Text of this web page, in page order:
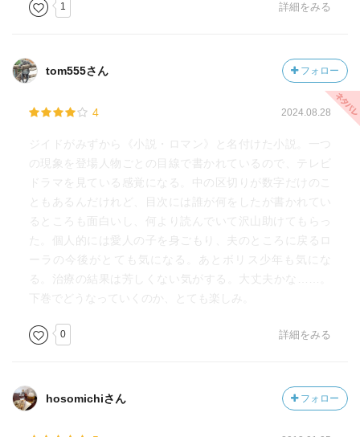
1 詳細をみる
tom555さん フォロー
4 2024.08.28
ジイドがみずから《小説・ロマン》と名付けた小説。一つ
の現象を登場人物ごとの目線で書かれているので、テレビ
ドラマを見ている感覚になる。中の区切りが数字だけのこ
ともあるんだけれど、目次には誰が何をしたが書かれてい
るところも面白いし、何より読んでいて沢山助けてもらっ
た。個人的には愛人の子を身ごもり、夫のところに戻るロ
ーラの今後がとても気になる。あとボリス少年も気にな
る。治療の結果は芳しくない気がする。大丈夫かな……。
下巻でどうなっていくのか、とても楽しみ。
0 詳細をみる
hosomichiさん フォロー